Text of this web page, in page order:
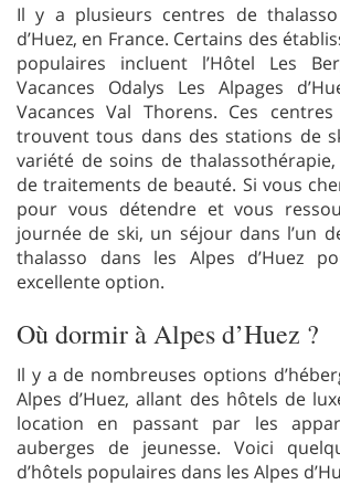
Il y a plusieurs centres de
d’Huez, en France. Certains des
populaires incluent l’Hôtel Les
Vacances Odalys Les Alpages
Vacances Val Thorens. Ces
trouvent tous dans des stations de
variété de soins de
de traitements de beauté. Si vous
pour vous détendre et vous
journée de ski, un séjour dans l’un
thalasso dans les Alpes d’Huez
excellente option.
Où dormir à Alpes d’Huez ?
Il y a de nombreuses options
Alpes d’Huez, allant des hôtels de
location en passant par les
auberges de jeunesse. Voici
d’hôtels populaires dans les Alpes